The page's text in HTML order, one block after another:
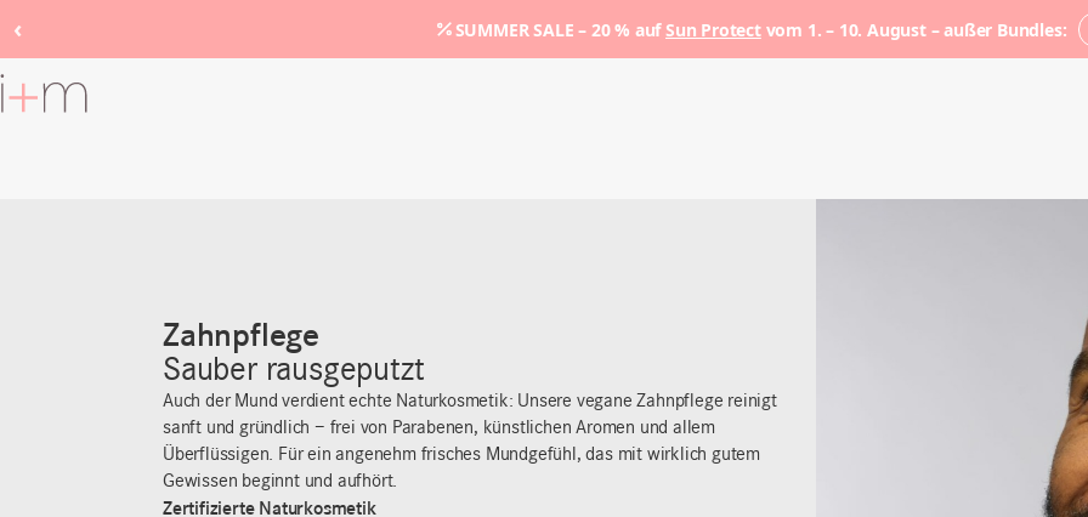
SUMMER SALE – 20 % aufSun Protectvom 1. – 10. August – außer Bundles:
‹
Zum
Hauptinhalt
Zahnpflege
Sauber rausgeputzt
Auch der Mund verdient echte Naturkosmetik: Unsere vegane Zahnpflege reinigt
sanft und gründlich – frei von Parabenen, künstlichen Aromen und allem
Überflüssigen. Für ein angenehm frisches Mundgefühl, das mit wirklich gutem
Gewissen beginnt und aufhört.
Zertifizierte Naturkosmetik